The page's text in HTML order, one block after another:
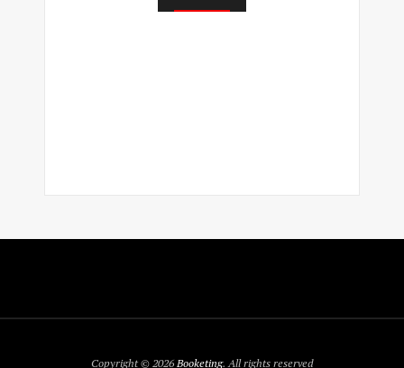
Copyright © 2026Booketing. All rights reserved